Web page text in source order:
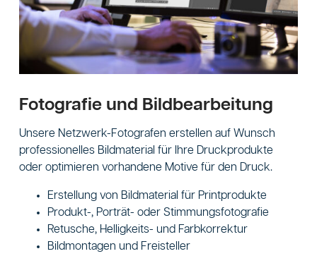
Fotografie und Bildbearbeitung
Unsere Netzwerk-Fotografen erstellen auf Wunsch
professionelles Bildmaterial für Ihre Druckprodukte
oder optimieren vorhandene Motive für den Druck.
Erstellung von Bildmaterial für Printprodukte
Produkt-, Porträt- oder Stimmungsfotografie
Retusche, Helligkeits- und Farbkorrektur
Bildmontagen und Freisteller